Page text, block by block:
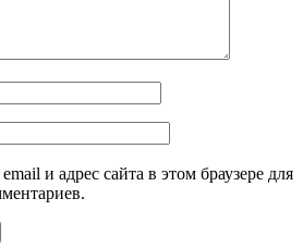
и адрес сайта в этом браузере для